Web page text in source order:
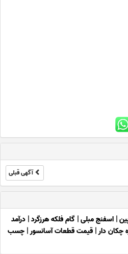
آگهی قبلی
| اسفنج مبلی| گام فلکه هرزگرد| درآمد
| قیمت قطعات آسانسور| چسب